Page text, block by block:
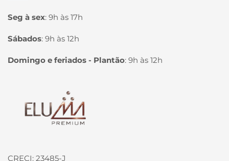
Seg à sex: 9h às 17h
Sábados: 9h às 12h
Domingo e feriados - Plantão: 9h às 12h
Página inicial
CRECI: 23485-J